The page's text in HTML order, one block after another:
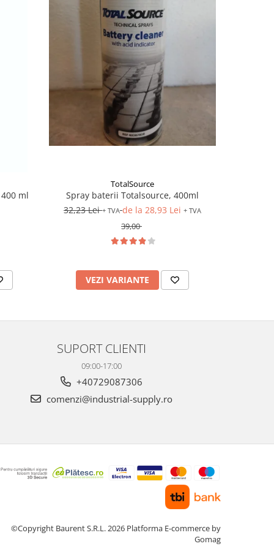
ml
TotalSource
Spray baterii Totalsource, 400ml
32,23 Lei+ TVA de la 28,93 Lei + TVA
39,00
VEZI VARIANTE
SUPORT CLIENTI
09:00-17:00
+40729087306
comenzi@industrial-supply.ro
©Copyright Baurent S.R.L. 2026 Platforma E-commerce by
Gomag